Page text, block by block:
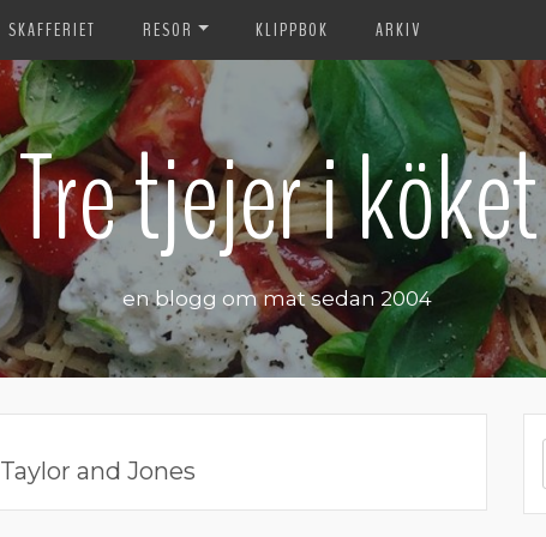
SKAFFERIET RESOR KLIPPBOK ARKIV
Tre tjejer i köket
en blogg om mat sedan 2004
Taylor and Jones